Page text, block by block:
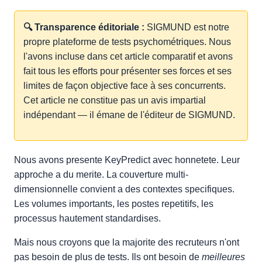
🔍 Transparence éditoriale : SIGMUND est notre
propre plateforme de tests psychométriques. Nous
l'avons incluse dans cet article comparatif et avons
fait tous les efforts pour présenter ses forces et ses
limites de façon objective face à ses concurrents.
Cet article ne constitue pas un avis impartial
indépendant — il émane de l'éditeur de SIGMUND.
Nous avons presente KeyPredict avec honnetete. Leur
approche a du merite. La couverture multi-
dimensionnelle convient a des contextes specifiques.
Les volumes importants, les postes repetitifs, les
processus hautement standardises.
Mais nous croyons que la majorite des recruteurs n'ont
pas besoin de plus de tests. Ils ont besoin de meilleures